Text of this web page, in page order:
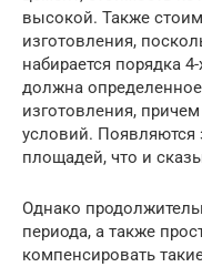
высокой. Также
изготовления,
набирается порядка
должна
изготовления,
условий. Появляются
площадей, что и
Однако
периода, а также
компенсировать